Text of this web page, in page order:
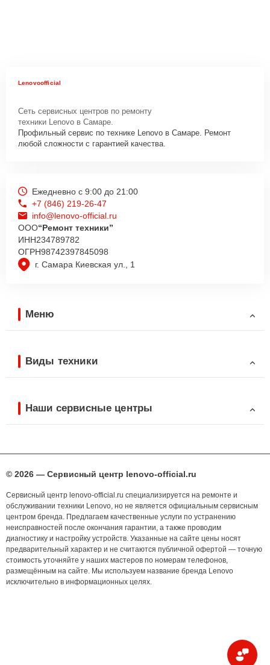
Lenovoofficial
Сеть сервисных центров по ремонту
техники Lenovo в Самаре.
Профильный сервис по технике Lenovo в Самаре. Ремонт
любой сложности с гарантией качества.
г. Самара Киевская ул., 1
Ежедневно с 9:00 до 21:00
+7 (846) 219-26-47
info@lenovo-official.ru
ООО“Ремонт техники”
ИНН234789782
ОГРН98742397845098
Меню
Виды техники
Наши сервисные центры
© 2026 — Сервисный центр lenovo-official.ru
Сервисный центр lenovo-official.ru специализируется на ремонте и
обслуживании техники Lenovo, но не является официальным сервисным
центром бренда. Предлагаем качественные услуги по устранению
неисправностей после окончания гарантии, а также проводим
диагностику и настройку устройств. Указанные на сайте цены носят
предварительный характер и не считаются публичной офертой — точную
стоимость уточняйте у наших мастеров по номерам телефонов,
размещённым на сайте. Мы используем название бренда Lenovo
исключительно в информационных целях.